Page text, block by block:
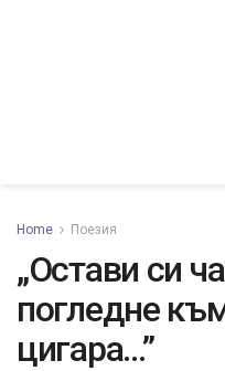
Home Поезия
„Остави си
погледне
цигара…”